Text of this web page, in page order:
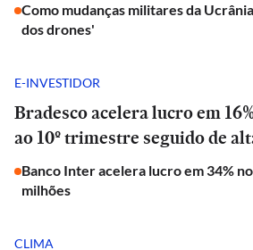
Como mudanças militares da
dos drones'
E-INVESTIDOR
Bradesco acelera lucro em
ao 10º trimestre seguido de
Banco Inter acelera lucro em 34%
milhões
CLIMA